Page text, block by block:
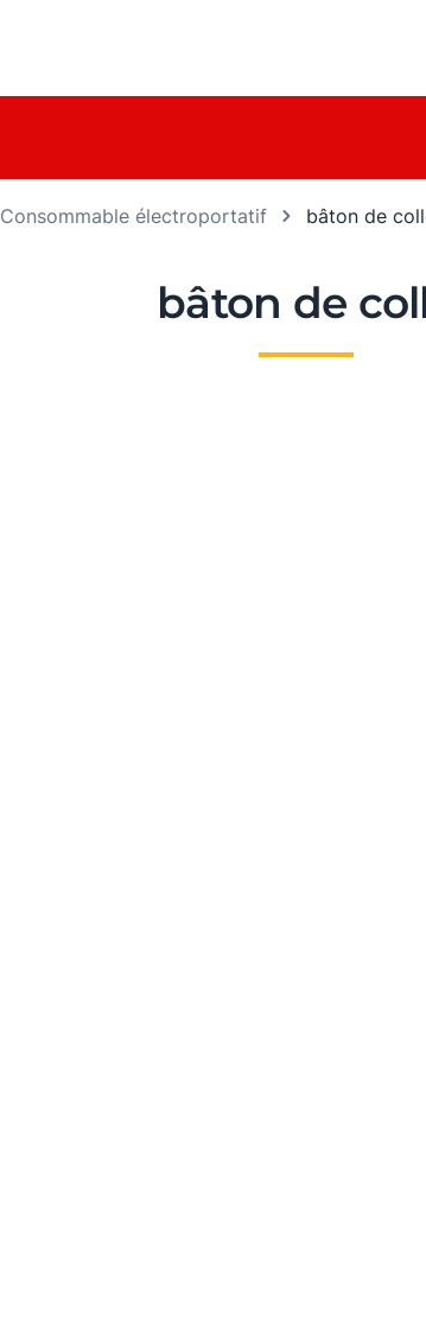
Consommable électroportatif bâton de
bâton de